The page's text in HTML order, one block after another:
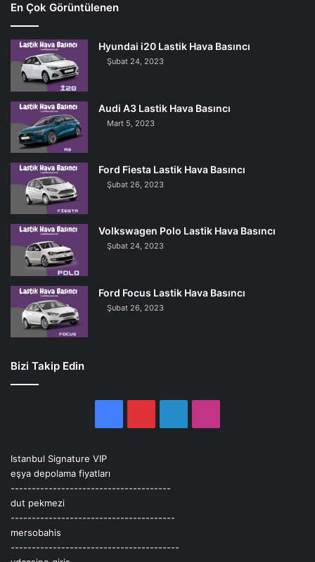
En Çok Görüntülenen
Hyundai i20 Lastik Hava Basıncı
Şubat 24, 2023
Audi A3 Lastik Hava Basıncı
Mart 5, 2023
Ford Fiesta Lastik Hava Basıncı
Şubat 26, 2023
Volkswagen Polo Lastik Hava Basıncı
Şubat 24, 2023
Ford Focus Lastik Hava Basıncı
Şubat 26, 2023
Bizi Takip Edin
Istanbul Signature VIP
eşya depolama fiyatları
--------------------------------------
dut pekmezi
---------------------------------------
mersobahis
----------------------------------------